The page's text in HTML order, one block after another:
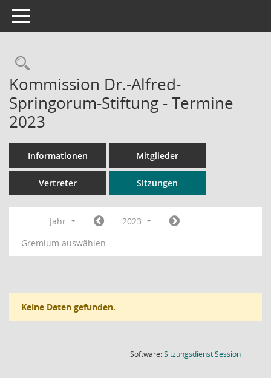
Toggle navigation
Rechercheauswahl
Kommission Dr.-Alfred-
Springorum-Stiftung - Termine
2023
Informationen Mitglieder
Vertreter Sitzungen
Jahr
2023
Gremium auswählen
Keine Daten gefunden.
Software:SitzungsdienstSession(Wird in